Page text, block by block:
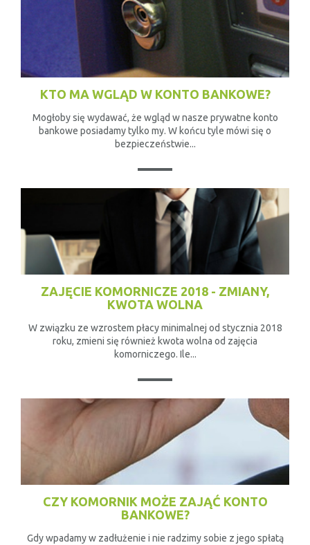
KTO MA WGLĄD W KONTO BANKOWE?
Mogłoby się wydawać, że wgląd w nasze prywatne konto
bankowe posiadamy tylko my. W końcu tyle mówi się o
bezpieczeństwie...
ZAJĘCIE KOMORNICZE 2018 - ZMIANY,
KWOTA WOLNA
W związku ze wzrostem płacy minimalnej od stycznia 2018
roku, zmieni się również kwota wolna od zajęcia
komorniczego. Ile...
CZY KOMORNIK MOŻE ZAJĄĆ KONTO
BANKOWE?
Gdy wpadamy w zadłużenie i nie radzimy sobie z jego spłatą